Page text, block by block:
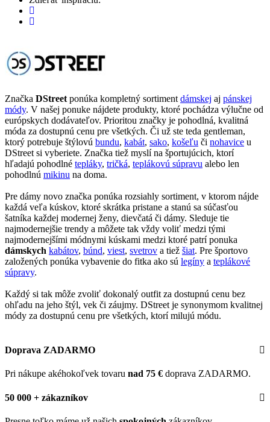
Značka DStreet ponúka kompletný sortiment dámskej aj pánskej
módy. V našej ponuke nájdete produkty, ktoré pochádza výlučne od
európskych dodávateľov. Prioritou značky je pohodlná, kvalitná
móda za dostupnú cenu pre všetkých. Či už ste teda gentleman,
ktorý potrebuje štýlovú bundu, kabát, sako, košeľu či nohavice u
DStreet si vyberiete. Značka tiež myslí na športujúcich, ktorí
hľadajú pohodlné tepláky, tričká, teplákovú súpravu alebo len
pohodlnú mikinu na doma.
Pre dámy novo značka ponúka rozsiahly sortiment, v ktorom nájde
každá veľa kúskov, ktoré skrátka pristane a stanú sa súčasťou
šatníka každej modernej ženy, dievčatá či dámy. Sleduje tie
najmodernejšie trendy a môžete tak vždy voliť medzi tými
najmodernejšími módnymi kúskami medzi ktoré patrí ponuka
dámskych kabátov, búnd, viest, svetrov a tiež šiat. Pre športovo
založených ponúka vybavenie do fitka ako sú legíny a teplákové
súpravy.
Každý si tak môže zvoliť dokonalý outfit za dostupnú cenu bez
ohľadu na jeho štýl, vek či záujmy. DStreet je synonymom kvalitnej
módy za dostupnú cenu pre všetkých, ktorí milujú módu.
Doprava ZADARMO
Pri nákupe akéhokoľvek tovaru nad 75 € doprava ZADARMO.
50 000 + zákazníkov